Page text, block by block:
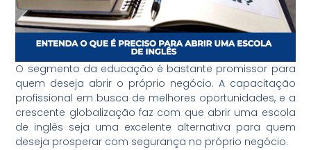
O segmento da educação é bastante promissor para
quem deseja abrir o próprio negócio. A capacitação
profissional em busca de melhores oportunidades, e a
crescente globalização faz com que abrir uma escola
de inglês seja uma excelente alternativa para quem
deseja prosperar com segurança no próprio negócio.